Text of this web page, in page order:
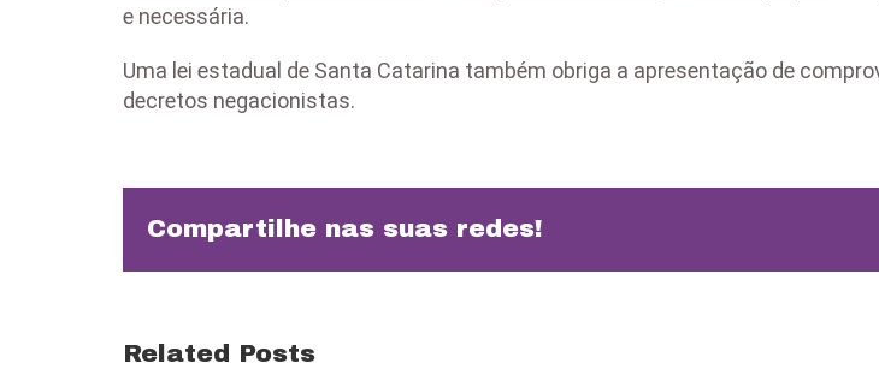
e necessária.
Uma lei estadual de Santa Catarina também obriga a apresentação de
decretos negacionistas.
Compartilhe nas suas redes!
Related Posts